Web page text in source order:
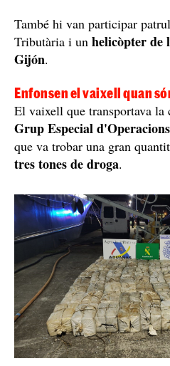
També hi van participar
Tributària i un helicòpter de
Gijón.
Enfonsen el vaixell quan
El vaixell que transportava la
Grup Especial
que va trobar una gran
tres tones de droga.